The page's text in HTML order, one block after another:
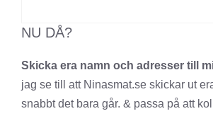
NU DÅ?
Skicka era namn och adresser till
jag se till att Ninasmat.se skickar ut
snabbt det bara går. & passa på att